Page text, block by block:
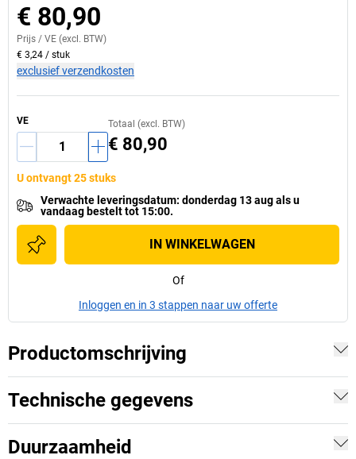
€ 80,90
Prijs / VE (excl. BTW)
€ 3,24 / stuk
exclusief verzendkosten
VE Totaal (excl. BTW)
€ 80,90
U ontvangt 25 stuks
Verwachte leveringsdatum: donderdag 13 augals u
vandaag bestelt tot 15:00.
IN WINKELWAGEN
Of
Inloggen en in 3 stappen naar uw offerte
Productomschrijving
Technische gegevens
Duurzaamheid